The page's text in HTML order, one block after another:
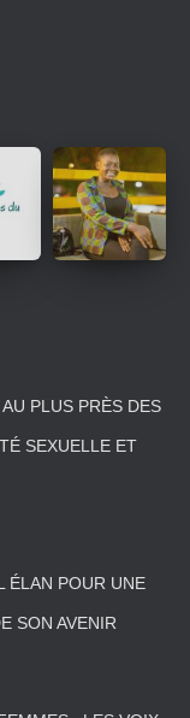
PLUS PRÈS DES
SEXUELLE ET
ÉLAN POUR UNE
SON AVENIR